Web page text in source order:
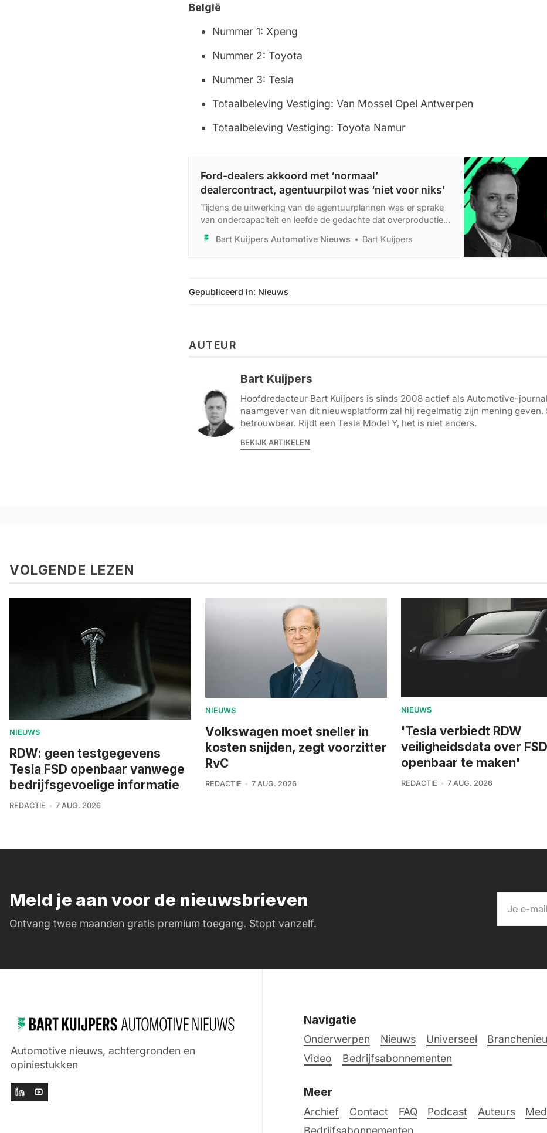
België
Nummer 1: Xpeng
Nummer 2: Toyota
Nummer 3: Tesla
Totaalbeleving Vestiging: Van Mossel Opel Antwerpen
Totaalbeleving Vestiging: Toyota Namur
Ford-dealers akkoord met ‘normaal’
dealercontract, agentuurpilot was ‘niet voor niks’
Tijdens de uitwerking van de agentuurplannen was er sprake
van ondercapaciteit en leefde de gedachte dat overproductie
weleens tot het verleden zou kunnen behoren. Inmiddels
weten we dat dit niet zo is.
Bart Kuijpers Automotive Nieuws Bart Kuijpers
Gepubliceerd in: Nieuws
AUTEUR
Bart Kuijpers
Hoofdredacteur Bart Kuijpers is sinds 2008 actief als Automotive-
naamgever van dit nieuwsplatform zal hij regelmatig zijn mening geven.
betrouwbaar. Rijdt een Tesla Model Y, het is niet anders.
BEKIJK ARTIKELEN
VOLGENDE LEZEN
NIEUWS
RDW: geen testgegevens
Tesla FSD openbaar vanwege
bedrijfsgevoelige informatie
REDACTIE 7 AUG. 2026
NIEUWS
Volkswagen moet sneller in
kosten snijden, zegt voorzitter
RvC
REDACTIE 7 AUG. 2026
NIEUWS
'Tesla verbiedt RDW
veiligheidsdata over FSD
openbaar te maken'
REDACTIE 7 AUG. 2026
Meld je aan voor de nieuwsbrieven
Ontvang twee maanden gratis premium toegang. Stopt vanzelf.
Automotive nieuws, achtergronden en
opiniestukken
Navigatie
Onderwerpen Nieuws Universeel
Video
Bedrijfsabonnementen
Meer
Archief Contact FAQ Podcast Auteurs